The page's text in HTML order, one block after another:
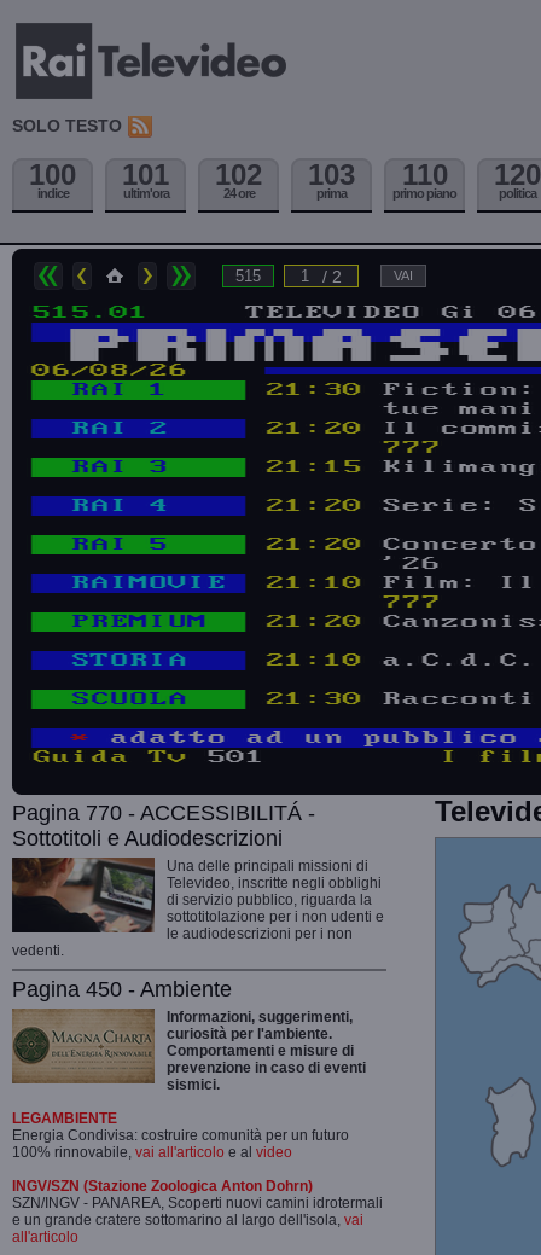
SOLO TESTO
100
indice
101
ultim'ora
102
24 ore
103
prima
110
primo piano
120
politica
/ 2
Pagina 770 - ACCESSIBILITÁ -
Sottotitoli e Audiodescrizioni
Una delle principali missioni di
Televideo, inscritte negli obblighi
di servizio pubblico, riguarda la
sottotitolazione per i non udenti e
le audiodescrizioni per i non
vedenti.
Pagina 450 - Ambiente
Informazioni, suggerimenti,
curiosità per l'ambiente.
Comportamenti e misure di
prevenzione in caso di eventi
sismici.
LEGAMBIENTE
Energia Condivisa: costruire comunità per un futuro
100% rinnovabile, vai all'articolo e al video
INGV/SZN (Stazione Zoologica Anton Dohrn)
SZN/INGV - PANAREA, Scoperti nuovi camini idrotermali
e un grande cratere sottomarino al largo dell'isola, vai
all'articolo